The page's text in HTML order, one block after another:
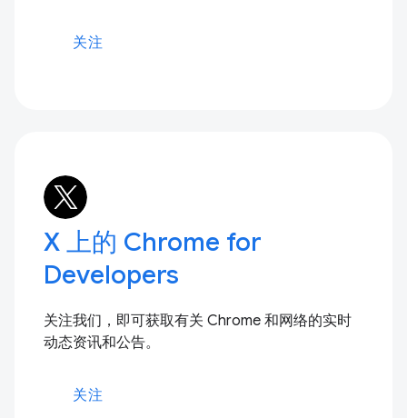
关注
X 上的 Chrome for
Developers
关注我们，即可获取有关 Chrome 和网络的实时
动态资讯和公告。
关注